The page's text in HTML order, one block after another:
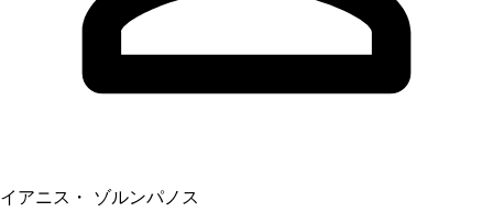
イアニス・ ゾルンパノス